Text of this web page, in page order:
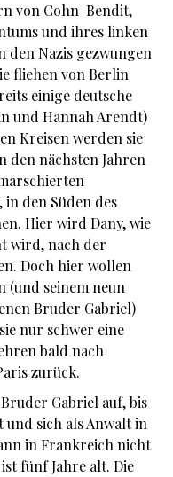
von Cohn-Bendit,
und ihres linken
den Nazis gezwungen
fliehen von Berlin
einige deutsche
und Hannah Arendt)
Kreisen werden sie
den nächsten Jahren
den Süden des
Hier wird Dany, wie
wird, nach der
Doch hier wollen
(und seinem neun
Bruder Gabriel)
nur schwer eine
bald nach
zurück.
Gabriel auf, bis
und sich als Anwalt in
in Frankreich nicht
fünf Jahre alt. Die